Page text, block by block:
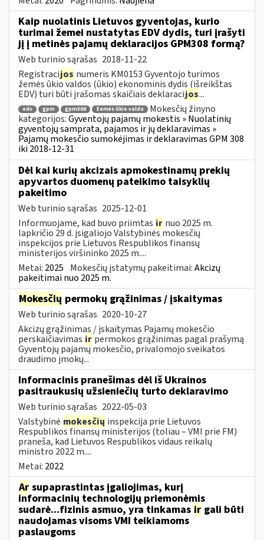
Kaip nuolatinis Lietuvos gyventojas, kurio
turimai žemei nustatytas EDV dydis, turi įrašyti
jį į metinės pajamų deklaracijos GPM308 formą?
Web turinio sąrašas 2018-11-22
Registracijos numeris KM0153 Gyventojo turimos
žemės ūkio valdos (ūkio) ekonominis dydis (išreikštas
EDV) turi būti įrašomas skaičiais deklaracijos...
edv gpm gpm308 žemės ūkio valda
Mokesčių žinyno
kategorijos:Gyventojų pajamų mokestis » Nuolatinių
gyventojų samprata, pajamos ir jų deklaravimas »
Pajamų mokesčio sumokėjimas ir deklaravimas GPM 308
iki 2018-12-31
Dėl kai kurių akcizais apmokestinamų prekių
apyvartos duomenų pateikimo taisyklių
pakeitimo
Web turinio sąrašas 2025-12-01
Informuojame, kad buvo priimtas ir nuo 2025 m.
lapkričio 29 d. įsigaliojo Valstybinės mokesčių
inspekcijos prie Lietuvos Respublikos finansų
ministerijos viršininko 2025 m....
Metai: 2025 Mokesčių įstatymų pakeitimai:Akcizų
pakeitimai nuo 2025 m.
Mokesčių permokų grąžinimas / įskaitymas
Web turinio sąrašas 2020-10-27
Akcizų grąžinimas / įskaitymas Pajamų mokesčio
perskaičiavimas ir permokos grąžinimas pagal prašymą
Gyventojų pajamų mokesčio, privalomojo sveikatos
draudimo įmokų...
Informacinis pranešimas dėl iš Ukrainos
pasitraukusių užsieniečių turto deklaravimo
Web turinio sąrašas 2022-05-03
Valstybinė mokesčių inspekcija prie Lietuvos
Respublikos finansų ministerijos (toliau – VMI prie FM)
praneša, kad Lietuvos Respublikos vidaus reikalų
ministro 2022 m....
Metai: 2022
Ar supaprastintas įgaliojimas, kurį
informacinių technologijų priemonėmis
sudarė...fizinis asmuo, yra tinkamas ir gali būti
naudojamas visoms VMI teikiamoms
paslaugoms